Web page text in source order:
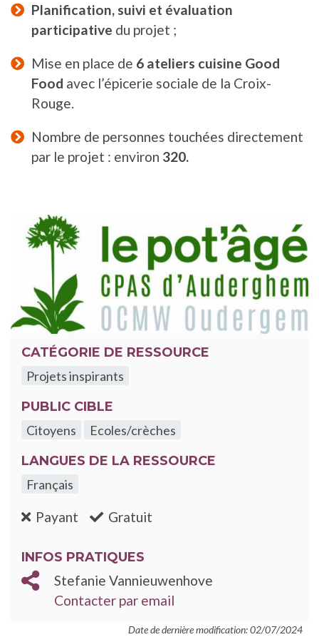
Planification, suivi et évaluation
participative du projet ;
Mise en place de 6 ateliers cuisine Good
Food avec l’épicerie sociale de la Croix-
Rouge.
Nombre de personnes touchées directement
par le projet : environ 320.
CATÉGORIE DE RESSOURCE
Projets inspirants
PUBLIC CIBLE
Citoyens
Ecoles/crèches
LANGUES DE LA RESSOURCE
Français
Payant :non Gratuit
INFOS PRATIQUES
Stefanie Vannieuwenhove
Contacter par email
Date de dernière modification: 02/07/2024